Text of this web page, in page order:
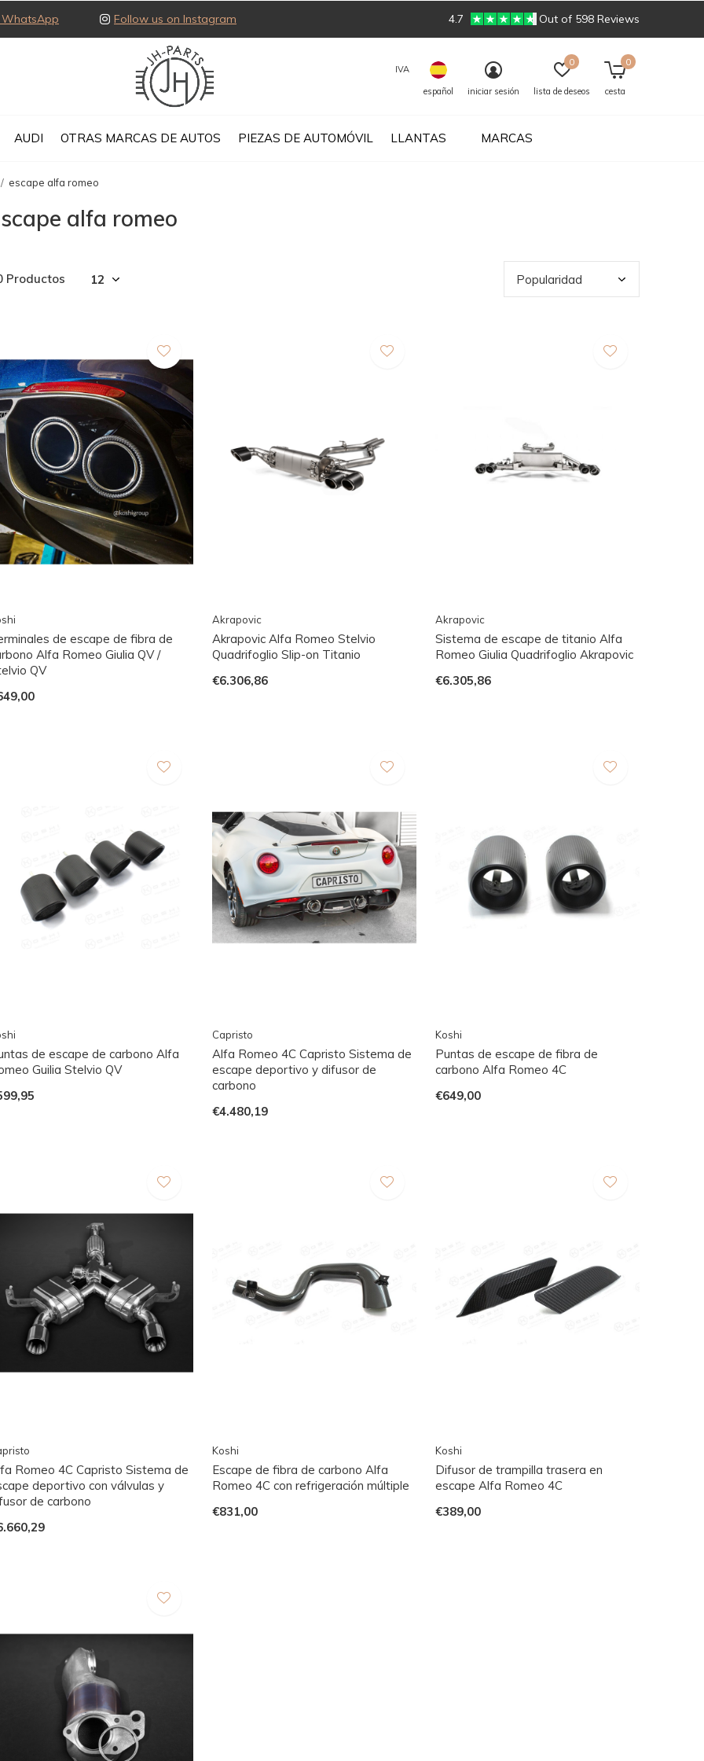
AUDI OTRAS MARCAS DE AUTOS PIEZAS DE AUTOMÓVIL LLANTAS MARCAS
IVA
español
iniciar sesión lista de deseos
0
cesta
0
Follow us on Instagram 4.7 Out of 598 Reviews
escape alfa romeo
alfa romeo
Productos
de escape de fibra de
Alfa Romeo Giulia QV /
QV
Akrapovic
Akrapovic Alfa Romeo Stelvio
Quadrifoglio Slip-on Titanio
€6.306,86
Akrapovic
Sistema de escape de titanio Alfa
Romeo Giulia Quadrifoglio Akrapovic
€6.305,86
de escape de carbono Alfa
Guilia Stelvio QV
Capristo
Alfa Romeo 4C Capristo Sistema de
escape deportivo y difusor de
carbono
€4.480,19
Koshi
Puntas de escape de fibra de
carbono Alfa Romeo 4C
€649,00
Romeo 4C Capristo Sistema de
deportivo con válvulas y
de carbono
Koshi
Escape de fibra de carbono Alfa
Romeo 4C con refrigeración múltiple
€831,00
Koshi
Difusor de trampilla trasera en
escape Alfa Romeo 4C
€389,00